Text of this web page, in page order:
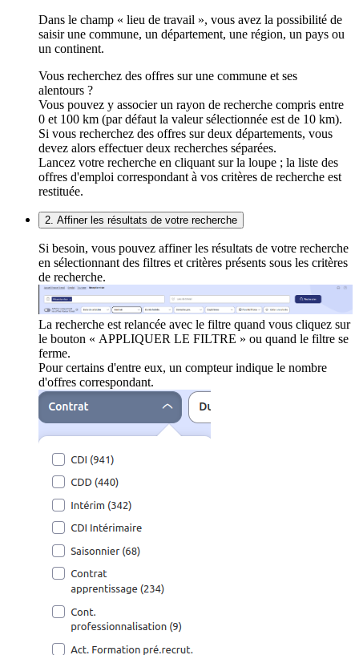
Dans le champ « lieu de travail », vous avez la possibilité de
saisir une commune, un département, une région, un pays ou
un continent.
Vous recherchez des offres sur une commune et ses
alentours ?
Vous pouvez y associer un rayon de recherche compris entre
0 et 100 km (par défaut la valeur sélectionnée est de 10 km).
Si vous recherchez des offres sur deux départements, vous
devez alors effectuer deux recherches séparées.
Lancez votre recherche en cliquant sur la loupe ; la liste des
offres d'emploi correspondant à vos critères de recherche est
restituée.
2. Affiner les résultats de votre recherche
Si besoin, vous pouvez affiner les résultats de votre recherche
en sélectionnant des filtres et critères présents sous les critères
de recherche.
La recherche est relancée avec le filtre quand vous cliquez sur
le bouton « APPLIQUER LE FILTRE » ou quand le filtre se
ferme.
Pour certains d'entre eux, un compteur indique le nombre
d'offres correspondant.